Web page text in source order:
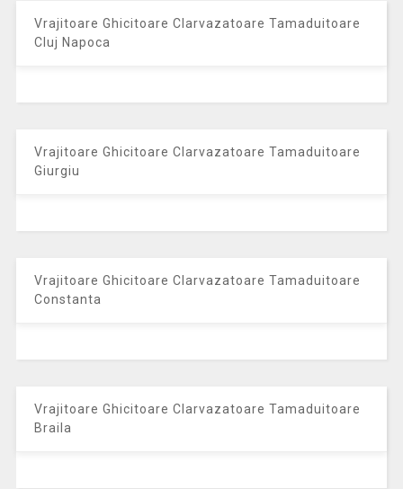
Vrajitoare Ghicitoare Clarvazatoare Tamaduitoare
Cluj Napoca
Vrajitoare Ghicitoare Clarvazatoare Tamaduitoare
Giurgiu
Vrajitoare Ghicitoare Clarvazatoare Tamaduitoare
Constanta
Vrajitoare Ghicitoare Clarvazatoare Tamaduitoare
Braila